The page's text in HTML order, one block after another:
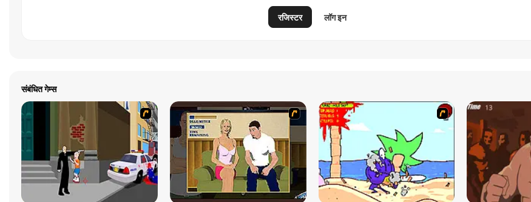
रजिस्टर लॉग इन
संबंधित गेम्स